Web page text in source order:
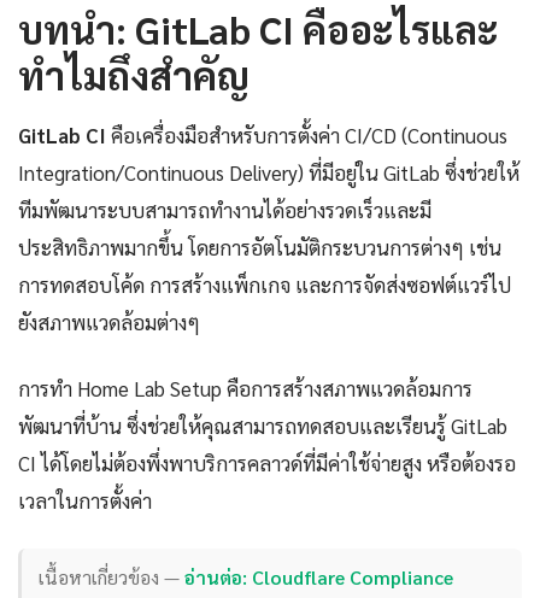
บทนำ: GitLab CI คืออะไรและ
ทำไมถึงสำคัญ
GitLab CI คือเครื่องมือสำหรับการตั้งค่า CI/CD (Continuous
Integration/Continuous Delivery) ที่มีอยู่ใน GitLab ซึ่งช่วยให้
ทีมพัฒนาระบบสามารถทำงานได้อย่างรวดเร็วและมี
ประสิทธิภาพมากขึ้น โดยการอัตโนมัติกระบวนการต่างๆ เช่น
การทดสอบโค้ด การสร้างแพ็กเกจ และการจัดส่งซอฟต์แวร์ไป
ยังสภาพแวดล้อมต่างๆ
การทำ Home Lab Setup คือการสร้างสภาพแวดล้อมการ
พัฒนาที่บ้าน ซึ่งช่วยให้คุณสามารถทดสอบและเรียนรู้ GitLab
CI ได้โดยไม่ต้องพึ่งพาบริการคลาวด์ที่มีค่าใช้จ่ายสูง หรือต้องรอ
เวลาในการตั้งค่า
เนื้อหาเกี่ยวข้อง —อ่านต่อ: Cloudflare Compliance